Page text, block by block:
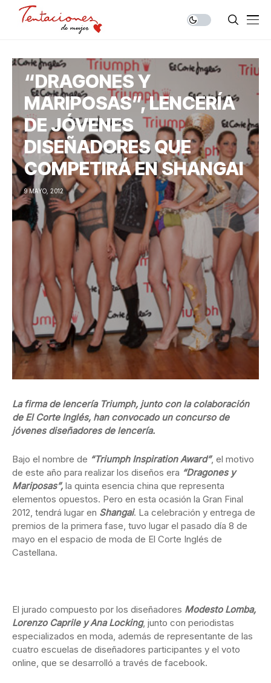
“DRAGONES Y
MARIPOSAS”, LENCERÍA
DE JÓVENES
DISEÑADORES QUE
COMPETIRÁ EN SHANGAI
9 MAYO, 2012
La firma de lencería Triumph, junto con la colaboración
de El Corte Inglés, han convocado un concurso de
jóvenes diseñadores de lencería.
Bajo el nombre de “Triumph Inspiration Award”, el motivo
de este año para realizar los diseños era “Dragones y
Mariposas”, la quinta esencia china que representa
elementos opuestos. Pero en esta ocasión la Gran Final
2012, tendrá lugar en Shangai. La celebración y entrega de
premios de la primera fase, tuvo lugar el pasado día 8 de
mayo en el espacio de moda de El Corte Inglés de
Castellana.
El jurado compuesto por los diseñadores Modesto Lomba,
Lorenzo Caprile y Ana Locking, junto con periodistas
especializados en moda, además de representante de las
cuatro escuelas de diseñadores participantes y el voto
online, que se desarrolló a través de facebook.